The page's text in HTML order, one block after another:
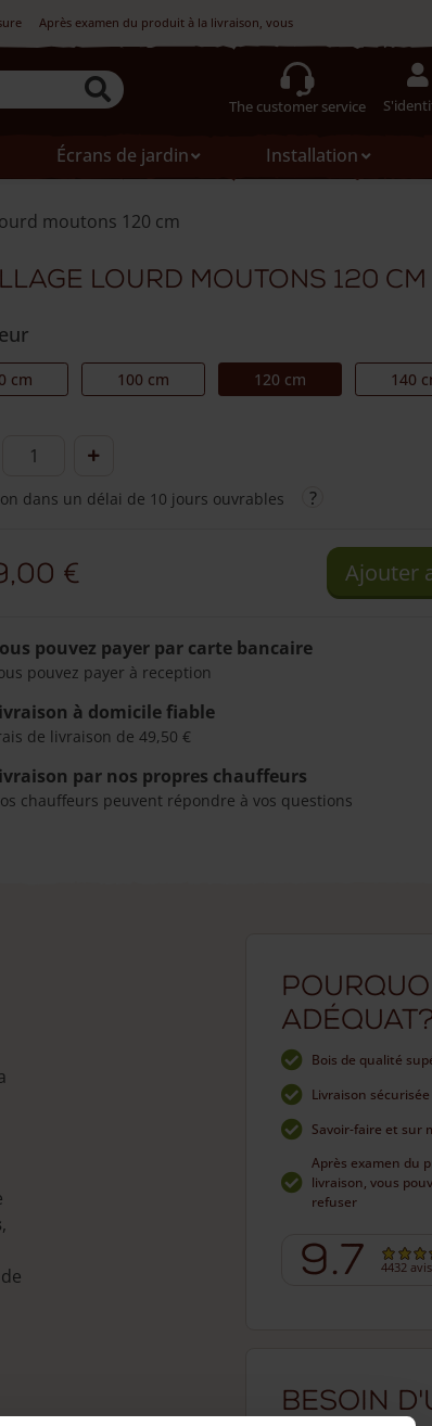
Après examen du produit à la livraison, vous pouvez le refuser
The customer service
Écrans de jardin
Installation
moutons 120 cm
lourd moutons 120 cm
cm 100 cm 120 cm 140
quantité
Grillage
moutons
dans un délai de 10 jours ouvrables
€ Ajouter
pouvez payer par carte bancaire
pouvez payer à reception
à domicile fiable
de livraison de 49,50 €
par nos propres chauffeurs
chauffeurs peuvent répondre à vos questions
,
Bois de qualité
Livraison
Savoir-faire et sur
Après examen du
livraison, vous
refuser
9.7 4432 avis
Besoin